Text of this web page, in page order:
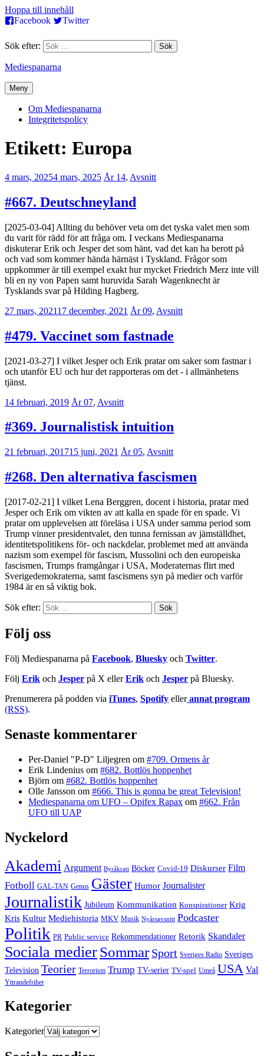
Hoppa till innehåll
Facebook
Twitter
Sök efter:
Mediespanarna
Meny
Om Mediespanarna
Integritetspolicy
Etikett: Europa
4 mars, 20254 mars, 2025 Jesper
År 14, Avsnitt
#667. Deutschneyland
[2025-03-04] Allting du behöver veta om det tyska valet men som
du varit för rädd för att fråga om. I veckans Mediespanarna
diskuterar Erik och Jesper det som hänt, vad det kan ha berott på
och vad som kommer hända härnäst i Tyskland. Frågor som
uppkommer är till exempel exakt hur mycket Friedrich Merz inte vill
bli en ny von Papen samt huruvida Sarah Wagenknecht är
Tysklands svar på Hilding Hagberg.
27 mars, 202117 december, 2021 Erik
År 09, Avsnitt
#479. Vaccinet som fastnade
[2021-03-27] I vilket Jesper och Erik pratar om saker som fastnar i
och utanför EU och hur det rapporteras om det - i allmänhetens
tjänst.
14 februari, 2019 Erik
År 07, Avsnitt
#369. Journalistisk intuition
21 februari, 201715 juni, 2021 Erik
År 05, Avsnitt
#268. Den alternativa fascismen
[2017-02-21] I vilket Lena Berggren, docent i historia, pratar med
Jesper och Erik om vikten av att kalla en spade för en spade. Vi
pratar om upplevelsen att föreläsa i USA under samma period som
Trump vinner presidentvalet, den tunna fernissan av jämställdhet,
identitetspolitikens för- och nackdelar, problemet med att använda
nazism som exempel för fascism, Mussolini och den europeiska
fascismen, Trumps framgångar i USA, Moderaternas flirt med
Sverigedemokraterna, samt fascismens syn på medier och varför
1984 är en så viktig bok.
Sök efter:
Följ oss
Följ Mediespanarna på Facebook, Bluesky och Twitter.
Följ Erik och Jesper på X ellerErik och Jesper på Bluesky.
Prenumerera på podden via iTunes, Spotify eller annat program
(RSS).
Senaste kommentarer
Per-Daniel "P-D" Liljegren om #709. Ormens år
Erik Lindenius om #682. Bottlös hoppenhet
Björn om #682. Bottlös hoppenhet
Olle Jansson om #666. This is gonna be great Television!
Mediespanarna om UFO – Opifex Rapax om #662. Från
UFO till UAP
Nyckelord
Akademi Argument Byråkrati Böcker Covid-19 Diskurser Film
Fotboll GAL-TAN Genus Gäster Humor Journalister
Journalistik Jubileum Kommunikation Konspirationer Krig
Kris Kultur Mediehistoria MKV Musik Nyårsavsnitt Podcaster
Politik PR Public service Rekommendationer Retorik Skandaler
Sociala medierSommar Sport Sveriges Radio Sveriges
Television Teorier Terrorism Trump TV-serier TV-spel Umeå USA Val
Yttrandefrihet
Kategorier
Kategorier